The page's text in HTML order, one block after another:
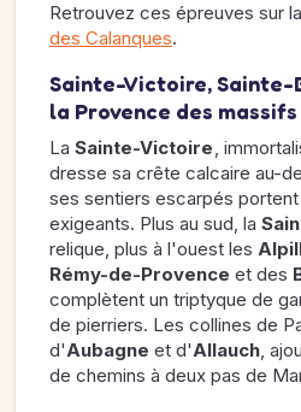
Retrouvez ces épreuves sur
des Calanques.
Sainte-Victoire, Sainte-
la Provence des massifs
La Sainte-Victoire,
dresse sa crête calcaire au-
ses sentiers escarpés
exigeants. Plus au sud, la
relique, plus à l'ouest les
Rémy-de-Provence et des
complètent un triptyque de
de pierriers. Les collines de
d'Aubagne et d'Allauch,
de chemins à deux pas de